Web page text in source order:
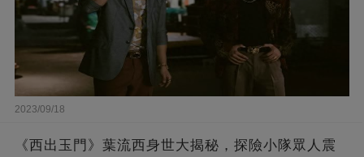
2023/09/18
《西出玉門》葉流西身世大揭秘，探險小隊眾人震